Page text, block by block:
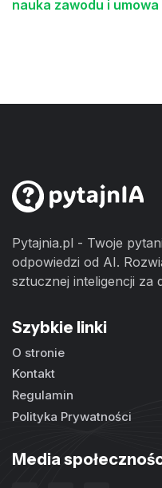
nauka zawodu i
Pytajnia.pl - Twoje
odpowiedzi od AI.
sztucznej inteligencji za
Szybkie linki
O stronie
Kontakt
Regulamin
Polityka Prywatności
Media